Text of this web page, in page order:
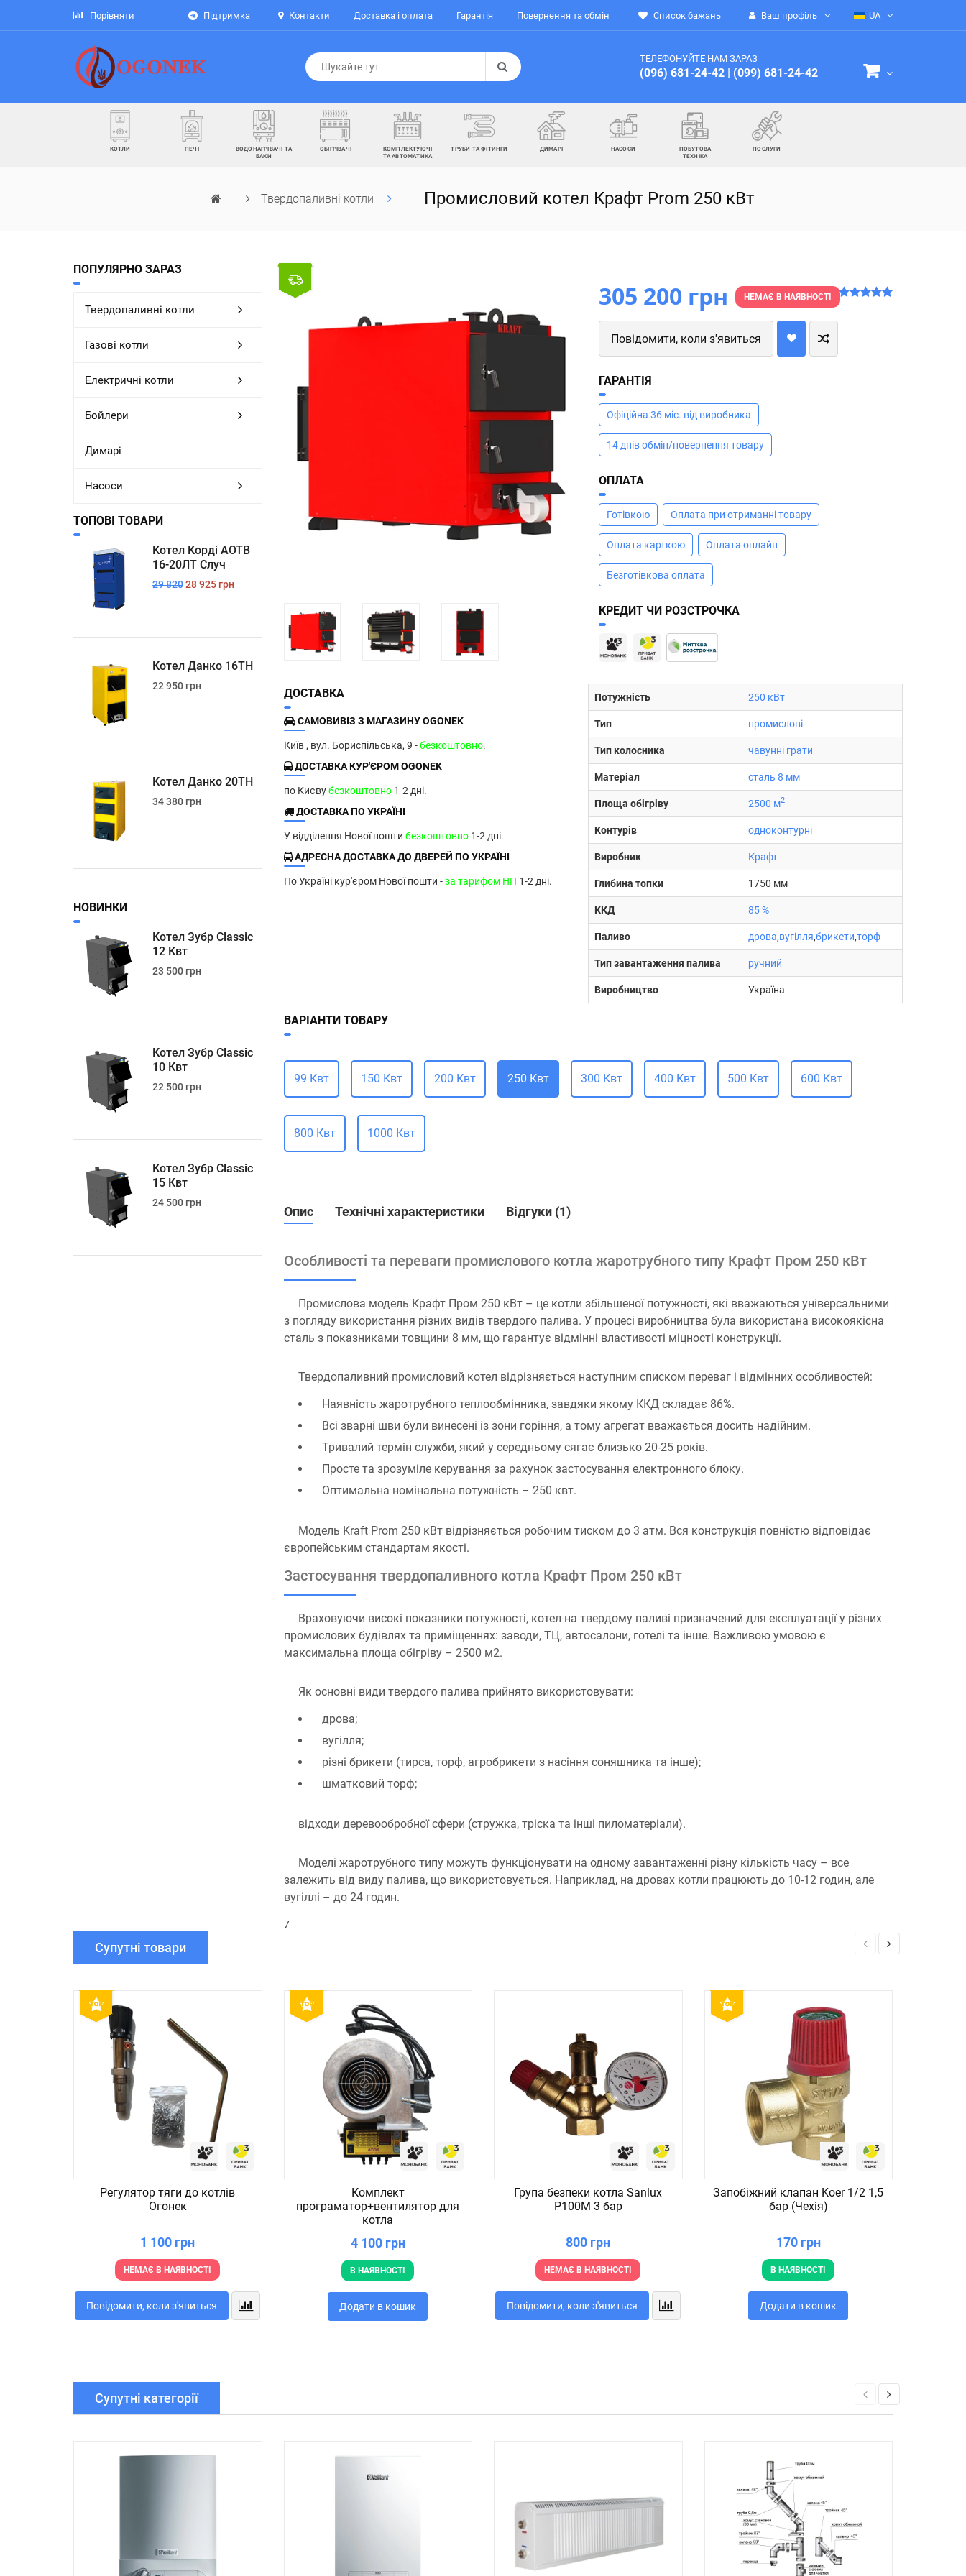
Порівняти Підтримка Контакти Доставка і оплата Гарантія Повернення та обмін Список бажань Ваш профіль UA
ТЕЛЕФОНУЙТЕ НАМ ЗАРАЗ
(096) 681-24-42 | (099) 681-24-42
КОТЛИ ПЕЧІ
ВОДОНАГРІВАЧІ ТА
БАКИ
ОБІГРІВАЧІ
КОМПЛЕКТУЮЧІ
ТА АВТОМАТИКА
ТРУБИ ТА ФІТИНГИ ДИМАРІ НАСОСИ
ПОБУТОВА
ТЕХНІКА
ПОСЛУГИ
Твердопаливні котли Промисловий котел Крафт Prom 250 кВт
ПОПУЛЯРНО ЗАРАЗ
Твердопаливні котли
Газові котли
Електричні котли
Бойлери
Димарі
Насоси
ТОПОВІ ТОВАРИ
Котел Корді АОТВ
16-20ЛТ Случ
29 82028 925 грн
Котел Данко 16ТН
22 950 грн
Котел Данко 20ТН
34 380 грн
НОВИНКИ
Котел Зубр Classic
12 Квт
23 500 грн
Котел Зубр Classic
10 Квт
22 500 грн
Котел Зубр Classic
15 Квт
24 500 грн
305 200 грн НЕМАЄ В НАЯВНОСТІ
Повідомити, коли з'явиться
ГАРАНТІЯ
Офіційна 36 міс. від виробника
14 днів обмін/повернення товару
ОПЛАТА
Готівкою Оплата при отриманні товару
Оплата карткою Оплата онлайн
Безготівкова оплата
КРЕДИТ ЧИ РОЗСТРОЧКА
ДОСТАВКА
САМОВИВІЗ З МАГАЗИНУ OGONEK
Київ , вул. Бориспільська, 9 -безкоштовно.
ДОСТАВКА КУР'ЄРОМ OGONEK
по Києвубезкоштовно1-2 дні.
ДОСТАВКА ПО УКРАЇНІ
У відділення Нової пошти безкоштовно1-2 дні.
АДРЕСНА ДОСТАВКА ДО ДВЕРЕЙ ПО УКРАЇНІ
По Україні кур'єром Нової пошти -за тарифом НП 1-2 дні.
Потужність 250 кВт
Тип промислові
Тип колосника чавунні грати
Матеріал сталь 8 мм
Площа обігріву 2500 м2
Контурів одноконтурні
Виробник Крафт
Глибина топки 1750 мм
ККД 85 %
Паливо дрова,вугілля,брикети,торф
Тип завантаження палива ручний
Виробництво Україна
ВАРІАНТИ ТОВАРУ
99 Квт 150 Квт 200 Квт 250 Квт 300 Квт 400 Квт 500 Квт 600 Квт
800 Квт 1000 Квт
Опис Технічні характеристики Відгуки (1)
Особливості та переваги промислового котла жаротрубного типу Крафт Пром 250 кВт
Промислова модель Крафт Пром 250 кВт – це котли збільшеної потужності, які вважаються універсальними
з погляду використання різних видів твердого палива. У процесі виробництва була використана високоякісна
сталь з показниками товщини 8 мм, що гарантує відмінні властивості міцності конструкції.
Твердопаливний промисловий котел відрізняється наступним списком переваг і відмінних особливостей:
Наявність жаротрубного теплообмінника, завдяки якому ККД складає 86%.
Всі зварні шви були винесені із зони горіння, а тому агрегат вважається досить надійним.
Тривалий термін служби, який у середньому сягає близько 20-25 років.
Просте та зрозуміле керування за рахунок застосування електронного блоку.
Оптимальна номінальна потужність – 250 квт.
Модель Kraft Prom 250 кВт відрізняється робочим тиском до 3 атм. Вся конструкція повністю відповідає
європейським стандартам якості.
Застосування твердопаливного котла Крафт Пром 250 кВт
Враховуючи високі показники потужності, котел на твердому паливі призначений для експлуатації у різних
промислових будівлях та приміщеннях: заводи, ТЦ, автосалони, готелі та інше. Важливою умовою є
максимальна площа обігріву – 2500 м2.
Як основні види твердого палива прийнято використовувати:
дрова;
вугілля;
різні брикети (тирса, торф, агробрикети з насіння соняшника та інше);
шматковий торф;
відходи деревообробної сфери (стружка, тріска та інші пиломатеріали).
Моделі жаротрубного типу можуть функціонувати на одному завантаженні різну кількість часу – все
залежить від виду палива, що використовується. Наприклад, на дровах котли працюють до 10-12 годин, але
вугіллі – до 24 годин.
7
Супутні товари
Регулятор тяги до котлів
Огонек
1 100 грн
НЕМАЄ В НАЯВНОСТІ
Повідомити, коли з'явиться
Комплект
програматор+вентилятор для
котла
4 100 грн
В НАЯВНОСТІ
Додати в кошик
Група безпеки котла Sanlux
P100M 3 бар
800 грн
НЕМАЄ В НАЯВНОСТІ
Повідомити, коли з'явиться
Запобіжний клапан Koer 1/2 1,5
бар (Чехія)
170 грн
В НАЯВНОСТІ
Додати в кошик
Супутні категорії